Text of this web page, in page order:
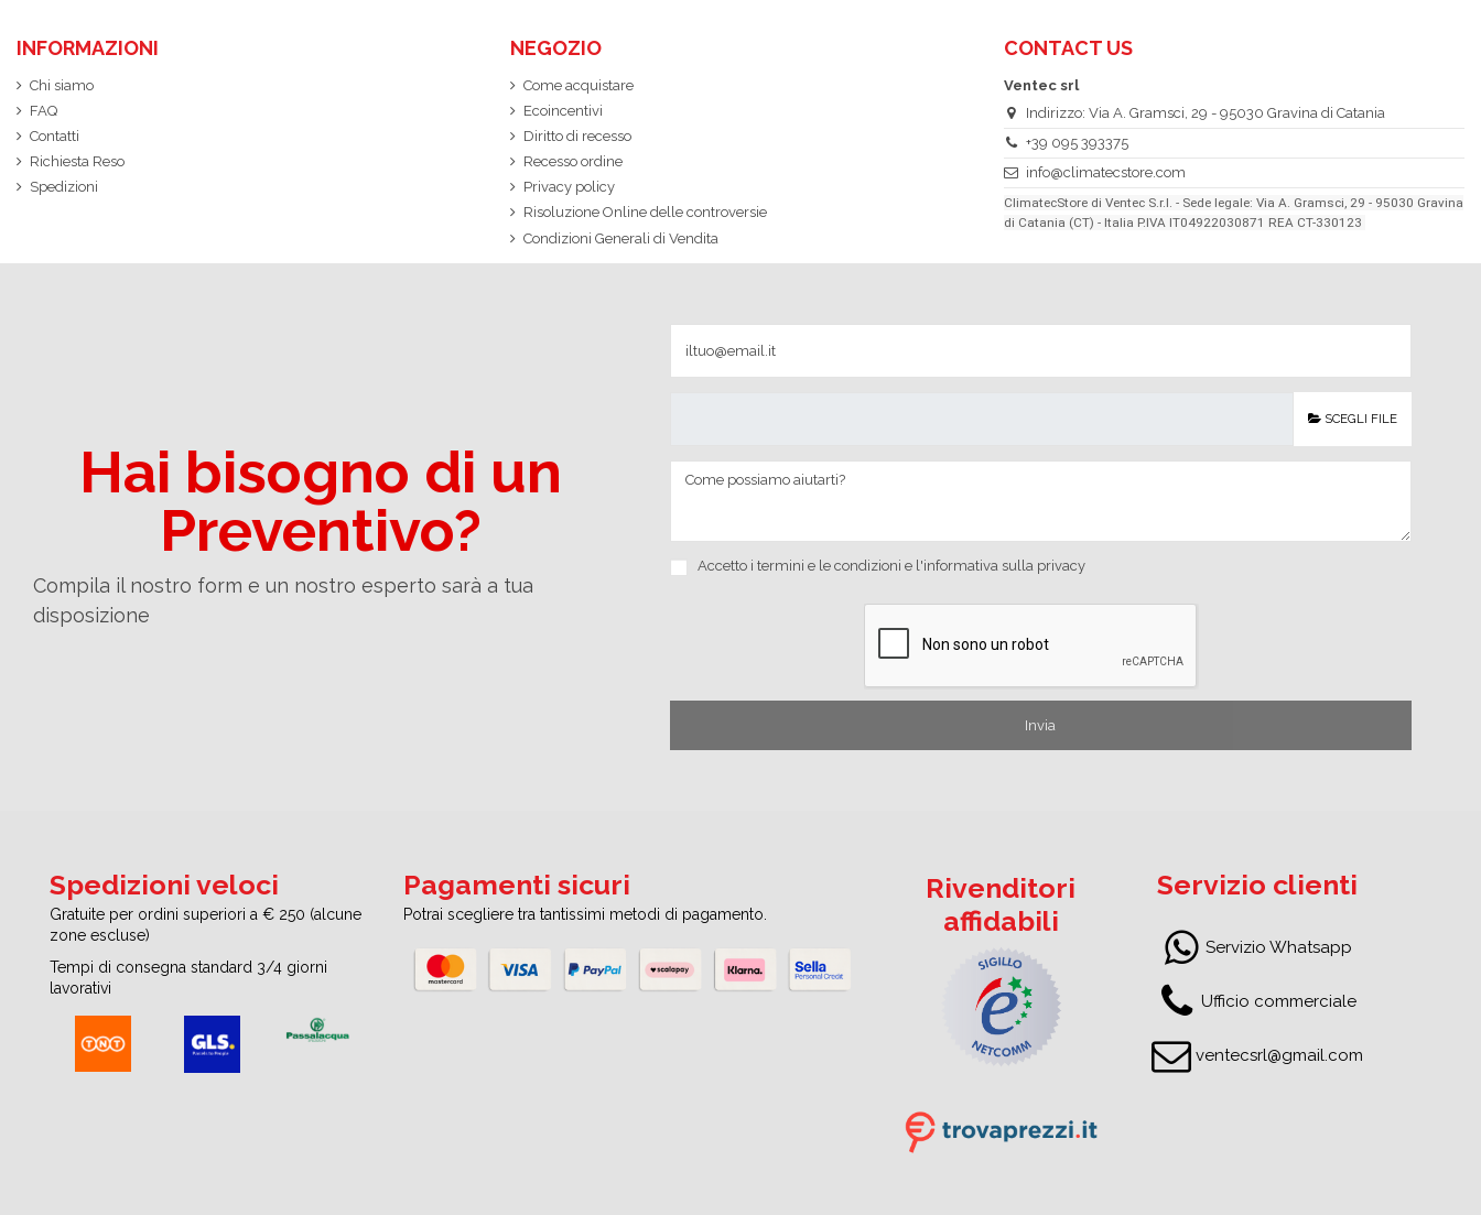
INFORMAZIONI
Chi siamo
FAQ
Contatti
Richiesta Reso
Spedizioni
NEGOZIO
Come acquistare
Ecoincentivi
Diritto di recesso
Recesso ordine
Privacy policy
Risoluzione Online delle controversie
Condizioni Generali di Vendita
CONTACT US
Ventec srl
Indirizzo: Via A. Gramsci, 29 - 95030 Gravina di Catania
+39 095 393375
info@climatecstore.com
ClimatecStore di Ventec S.r.l. - Sede legale: Via A. Gramsci, 29 - 95030 Gravina
di Catania (CT) - Italia P.IVA IT04922030871 REA CT-330123
Hai bisogno di un
Preventivo?
Compila il nostro form e un nostro esperto sarà a tua
disposizione
SCEGLI FILE
Accetto itermini e le condizioni e l'informativa sulla privacy
Spedizioni veloci
Gratuite per ordini superiori a € 250 (alcune
zone escluse)
Tempi di consegna standard 3/4 giorni
lavorativi
Pagamenti sicuri
Potrai scegliere tra tantissimi metodi di pagamento.
Rivenditori
affidabili
Servizio clienti
Servizio Whatsapp
Ufficio commerciale
ventecsrl@gmail.com